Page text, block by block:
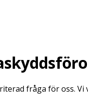
fråga för oss.